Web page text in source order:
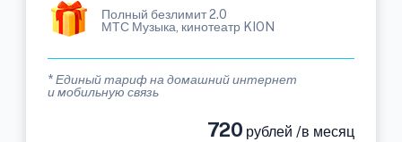
Полный безлимит 2.0
МТС Музыка, кинотеатр KION
* Единый тариф на домашний интернет
и мобильную связь
720 рублей /в месяц